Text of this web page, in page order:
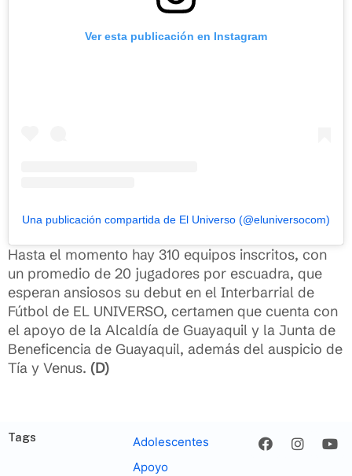
Ver esta publicación en Instagram
Una publicación compartida de El Universo (@eluniversocom)
Hasta el momento hay 310 equipos inscritos, con
un promedio de 20 jugadores por escuadra, que
esperan ansiosos su debut en el Interbarrial de
Fútbol de EL UNIVERSO, certamen que cuenta con
el apoyo de la Alcaldía de Guayaquil y la Junta de
Beneficencia de Guayaquil, además del auspicio de
Tía y Venus. (D)
Tags
Adolescentes
Apoyo